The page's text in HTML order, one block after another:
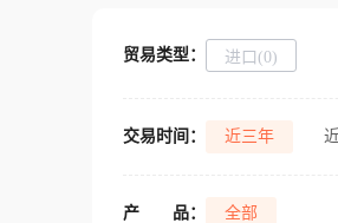
贸易类型： 进口(0)
交易时间： 近三年
产 品： 全部